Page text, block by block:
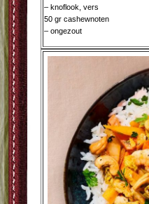
– knoflook, vers
50 gr cashewnoten
– ongezout